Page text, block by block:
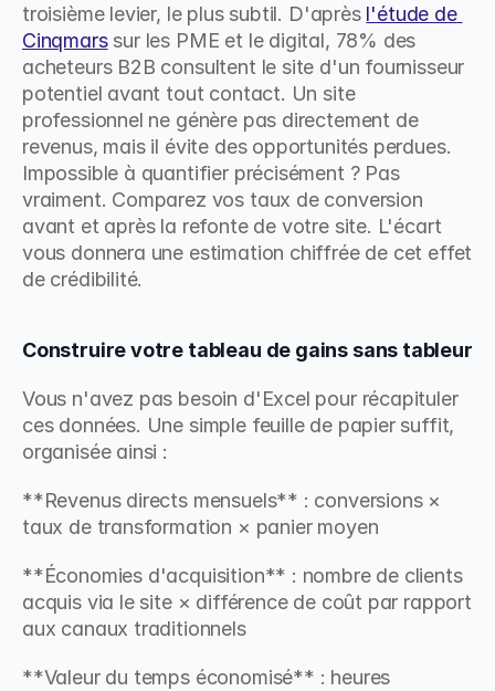
troisième levier, le plus subtil. D'après l'étude de
Cinqmars sur les PME et le digital, 78% des
acheteurs B2B consultent le site d'un fournisseur
potentiel avant tout contact. Un site
professionnel ne génère pas directement de
revenus, mais il évite des opportunités perdues.
Impossible à quantifier précisément ? Pas
vraiment. Comparez vos taux de conversion
avant et après la refonte de votre site. L'écart
vous donnera une estimation chiffrée de cet effet
de crédibilité.
Construire votre tableau de gains sans tableur
Vous n'avez pas besoin d'Excel pour récapituler
ces données. Une simple feuille de papier suffit,
organisée ainsi :
**Revenus directs mensuels** : conversions ×
taux de transformation × panier moyen
**Économies d'acquisition** : nombre de clients
acquis via le site × différence de coût par rapport
aux canaux traditionnels
**Valeur du temps économisé** : heures